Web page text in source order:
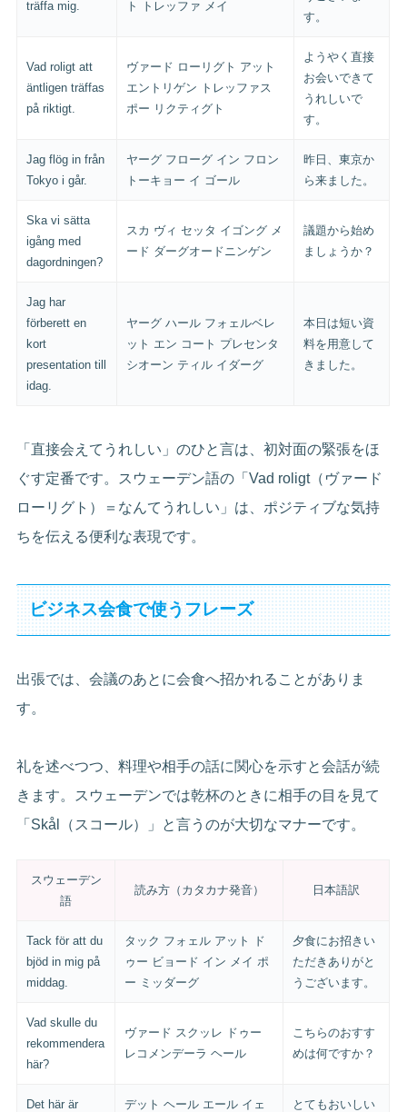
träffa mig. ト トレッファ メイ
す。
Vad roligt att
äntligen träffas
på riktigt.
ヴァード ローリグト アット
エントリゲン トレッファス
ポー リクティグト
ようやく直接
お会いできて
うれしいで
す。
Jag flög in från
Tokyo i går.
ヤーグ フローグ イン フロン
トーキョー イ ゴール
昨日、東京か
ら来ました。
Ska vi sätta
igång med
dagordningen?
スカ ヴィ セッタ イゴング メ
ード ダーグオードニンゲン
議題から始め
ましょうか？
Jag har
förberett en
kort
presentation till
idag.
ヤーグ ハール フォェルベレ
ット エン コート プレセンタ
シオーン ティル イダーグ
本日は短い資
料を用意して
きました。
「直接会えてうれしい」のひと言は、初対面の緊張をほ
ぐす定番です。スウェーデン語の「Vad roligt（ヴァード
ローリグト）＝なんてうれしい」は、ポジティブな気持
ちを伝える便利な表現です。
ビジネス会食で使うフレーズ
出張では、会議のあとに会食へ招かれることがありま
す。
礼を述べつつ、料理や相手の話に関心を示すと会話が続
きます。スウェーデンでは乾杯のときに相手の目を見て
「Skål（スコール）」と言うのが大切なマナーです。
スウェーデン
語
読み方（カタカナ発音） 日本語訳
Tack för att du
bjöd in mig på
middag.
タック フォェル アット ド
ゥー ビョード イン メイ ポ
ー ミッダーグ
夕食にお招きい
ただきありがと
うございます。
Vad skulle du
rekommendera
här?
ヴァード スクッレ ドゥー
レコメンデーラ ヘール
こちらのおすす
めは何ですか？
Det här är
デット ヘール エール イェ
とてもおいしい